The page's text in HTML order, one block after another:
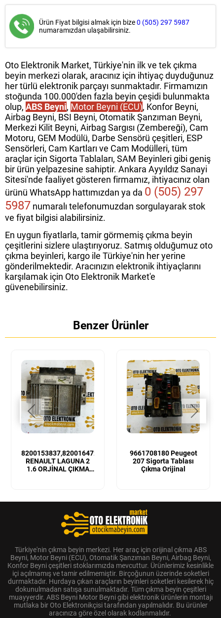
Ürün Fiyat bilgisi almak için bize0 (505) 297 5987
numaramızdan ulaşabilirsiniz.
Oto Elektronik Market, Türkiye'nin ilk ve tek çıkma
beyin merkezi olarak, aracınız için ihtiyaç duyduğunuz
her türlü elektronik parçayı sunmaktadır. Firmamızın
stoğunda 100.000'den fazla beyin çeşidi bulunmakta
olup, ABS Beyni, Motor Beyni (ECU), Konfor Beyni,
Airbag Beyni, BSI Beyni, Otomatik Şanzıman Beyni,
Merkezi Kilit Beyni, Airbag Sargısı (Zembereği), Cam
Motoru, GEM Modülü, Darbe Sensörü çeşitleri, ESP
Sensörleri, Cam Kartları ve Cam Modülleri, tüm
araçlar için Sigorta Tablaları, SAM Beyinleri gibi geniş
bir ürün yelpazesine sahiptir. Ankara Ayyıldız Sanayi
Sitesi'nde faaliyet gösteren firmamız, ihtiyacınız olan
ürünü WhatsApp hattımızdan ya da 0 (505) 297
5987 numaralı telefonumuzdan sorgulayarak stok
ve fiyat bilgisi alabilirsiniz.
En uygun fiyatlarla, tamir görmemiş çıkma beyin
çeşitlerini sizlere ulaştırıyoruz. Satmış olduğumuz oto
çıkma beyinleri, kargo ile Türkiye'nin her yerine
gönderilmektedir. Aracınızın elektronik ihtiyaçlarını
karşılamak için Oto Elektronik Market'e
güvenebilirsiniz.
Benzer Ürünler
8200153837,8200164728
RENAULT LAGUNA 2
1.6 ORJİNAL ÇIKMA
9661708180 Peugeot
207 Sigorta Tablası
Çıkma Orijinal
Türkiye'nin çıkma beyin merkezi. Her araç için orijinal çıkma ABS
Beyni, Motor Beyni (ECU), Otomatik Şanzıman Beyni, Airbag Beyni,
Konfor Beyni çeşitleri stoklarımızda mevcuttur. Ürünlerimiz kesinlikle
içi açılmamış ve tamir edilmemiştir. Birçoğunun üzerinde soketleri
durmaktadır. Hurdaya çıkan araçların beyinleri soketleri kesilerek hiç
dokunulmadan satışa sunulmaktadır. Tüm çıkma beyin çeşitleri
muayyerdir. ABS Beyni Motor Beyni gibi elektronik ürünlerin montajı
mutlaka bir Oto Elektronikçisi tarafından yapılmalıdır. Bu ürünler
aracınıza göre özel olarak kodlanmalıdır.